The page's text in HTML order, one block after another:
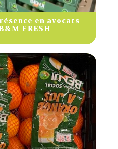
en avocats
FRESH